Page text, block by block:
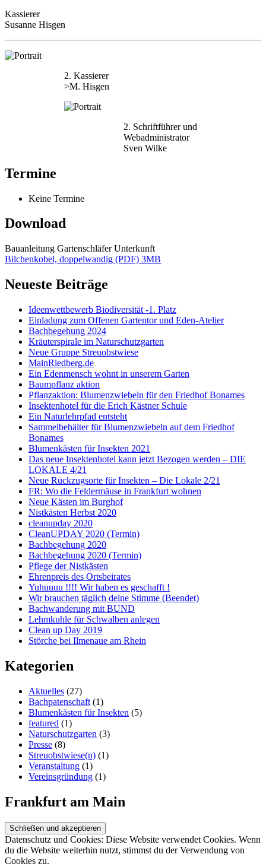
Kassierer
Susanne Hisgen
2. Kassierer
>M. Hisgen
2. Schriftführer und
Webadministrator
Sven Wilke
Termine
Keine Termine
Download
Bauanleitung Gartenschläfer Unterkunft
Bilchenkobel, doppelwandig (PDF) 3MB
Neueste Beiträge
Ideenwettbewerb Biodiversität -1. Platz
Einladung zum Offenen Gartentor und Eden-Atelier
Bachbegehung 2024
Kräuterspirale im Naturschutzgarten
Neue Gruppe Streuobstwiese
MainRiedberg.de
Ein Edenmensch wohnt in unserem Garten
Baumpflanz aktion
Pflanzaktion: Blumenzwiebeln für den Friedhof Bonames
Insektenhotel für die Erich Kästner Schule
Ein Naturlehrpfad entsteht
Sammelbehälter für Blumenzwiebeln auf dem Friedhof
Bonames
Blumenkästen für Insekten 2021
Das neue Insektenhotel kann jetzt Bezogen werden – DIE
LOKALE 4/21
Neue Rückzugsorte für Insekten – Die Lokale 2/21
FR: Wo die Feldermäuse in Frankfurt wohnen
Neue Kästen im Burghof
Nistkästen Herbst 2020
cleanupday 2020
CleanUPDAY 2020 (Termin)
Bachbegehung 2020
Bachbegehung 2020 (Termin)
Pflege der Nistkästen
Ehrenpreis des Ortsbeirates
Yuhuuuu !!!! Wir haben es geschafft !
Wir brauchen täglich deine Stimme (Beendet)
Bachwanderung mit BUND
Lehmkuhle für Schwalben anlegen
Clean up Day 2019
Störche bei Ilmenaue am Rhein
Kategorien
Aktuelles (27)
Bachpatenschaft (1)
Blumenkästen für Insekten (5)
featured (1)
Naturschutzgarten (3)
Presse (8)
Streuobstwiese(n) (1)
Veranstaltung (1)
Vereinsgründung (1)
Frankfurt am Main
Datenschutz und Cookies: Diese Website verwendet Cookies. Wenn
du die Website weiterhin nutzt, stimmst du der Verwendung von
Cookies zu.